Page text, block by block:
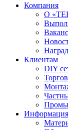
Компания
О
Клиентам
DIY
Информация